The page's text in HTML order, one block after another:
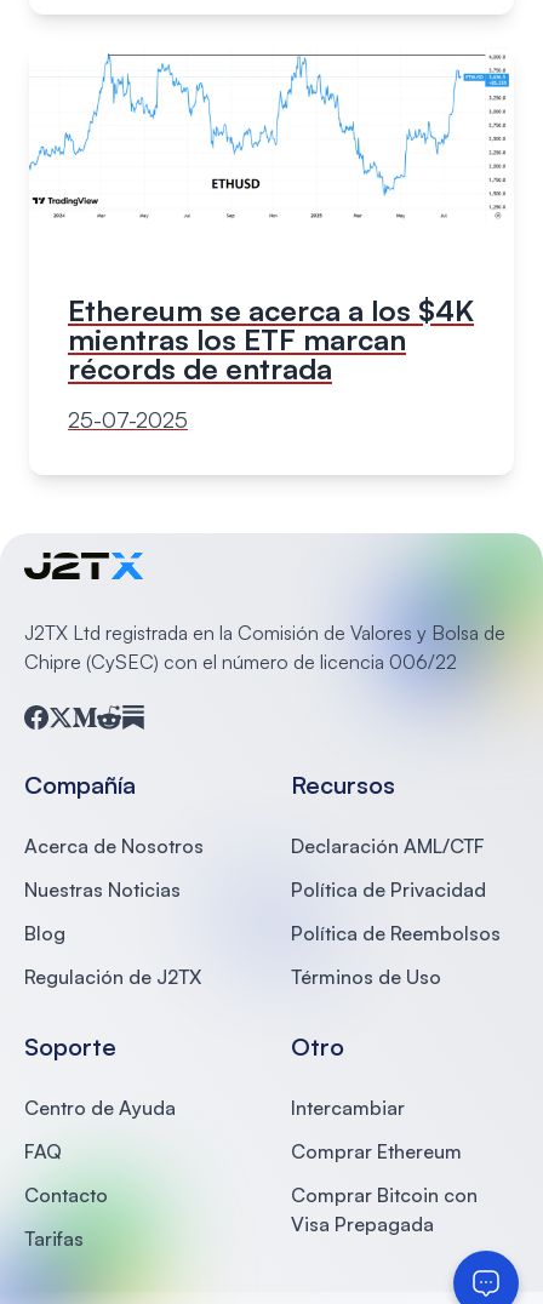
Ethereum se acerca a los $4K
mientras los ETF marcan
récords de entrada
25-07-2025
J2TX Ltd registrada en la Comisión de Valores y Bolsa de
Chipre (CySEC) con el número de licencia 006/22
Compañía
Acerca de Nosotros
Nuestras Noticias
Blog
Regulación de J2TX
Soporte
Centro de Ayuda
FAQ
Contacto
Tarifas
Recursos
Declaración AML/CTF
Política de Privacidad
Política de Reembolsos
Términos de Uso
Otro
Intercambiar
Comprar Ethereum
Comprar Bitcoin con
Visa Prepagada